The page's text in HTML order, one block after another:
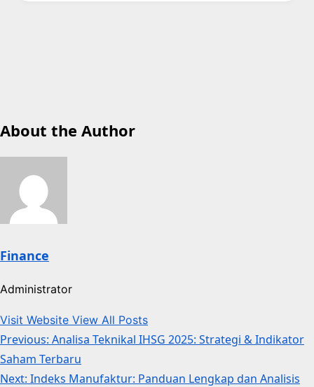
About the Author
Finance
Administrator
Visit Website View All Posts
Post
navigation
Previous: Analisa Teknikal IHSG 2025: Strategi & Indikator
Saham Terbaru
Next: Indeks Manufaktur: Panduan Lengkap dan Analisis